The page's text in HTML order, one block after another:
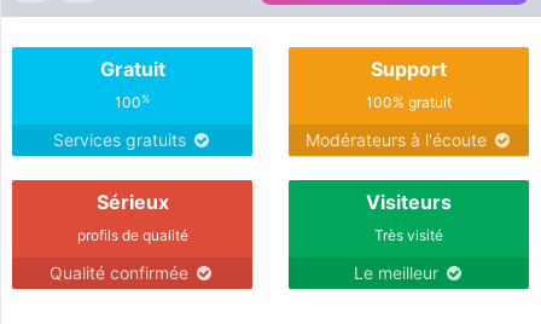
Gratuit
100%
Services gratuits
Support
100% gratuit
Modérateurs à l'écoute
Sérieux
profils de qualité
Qualité confirmée
Visiteurs
Très visité
Le meilleur